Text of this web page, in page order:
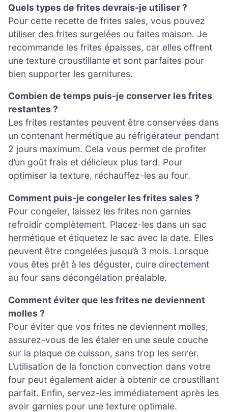
Quels types de frites devrais-je utiliser ?
Pour cette recette de frites sales, vous pouvez
utiliser des frites surgelées ou faites maison. Je
recommande les frites épaisses, car elles offrent
une texture croustillante et sont parfaites pour
bien supporter les garnitures.
Combien de temps puis-je conserver les frites
restantes ?
Les frites restantes peuvent être conservées dans
un contenant hermétique au réfrigérateur pendant
2 jours maximum. Cela vous permet de profiter
d’un goût frais et délicieux plus tard. Pour
optimiser la texture, réchauffez-les au four.
Comment puis-je congeler les frites sales ?
Pour congeler, laissez les frites non garnies
refroidir complètement. Placez-les dans un sac
hermétique et étiquetez le sac avec la date. Elles
peuvent être congelées jusqu’à 3 mois. Lorsque
vous êtes prêt à les déguster, cuire directement
au four sans décongélation préalable.
Comment éviter que les frites ne deviennent
molles ?
Pour éviter que vos frites ne deviennent molles,
assurez-vous de les étaler en une seule couche
sur la plaque de cuisson, sans trop les serrer.
L’utilisation de la fonction convection dans votre
four peut également aider à obtenir ce croustillant
parfait. Enfin, servez-les immédiatement après les
avoir garnies pour une texture optimale.